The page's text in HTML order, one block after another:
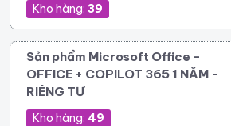
Kho hàng: 39
Sản phẩm Microsoft Office -
OFFICE + COPILOT 365 1 NĂM -
RIÊNG TƯ
Kho hàng: 49